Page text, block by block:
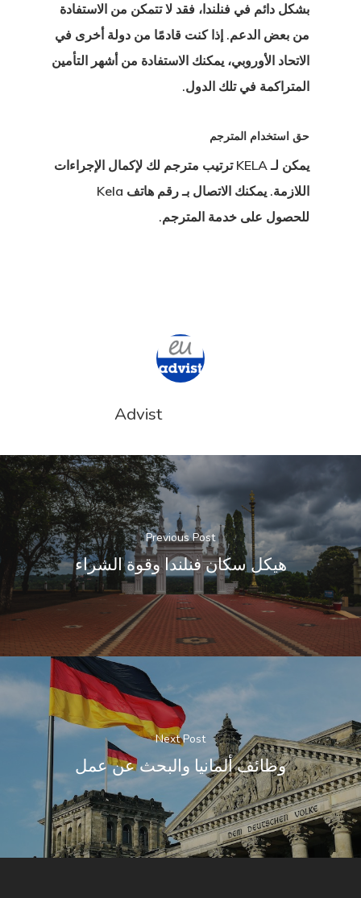
بشكل دائم في فنلندا، فقد لا تتمكن من الاستفادة
من بعض الدعم. إذا كنت قادمًا من دولة أخرى في
الاتحاد الأوروبي، يمكنك الاستفادة من أشهر التأمين
المتراكمة في تلك الدول.
حق استخدام المترجم
يمكن لـ KELA ترتيب مترجم لك لإكمال الإجراءات
اللازمة. يمكنك الاتصال بـرقم هاتف Kela
للحصول على خدمة المترجم.
Advist
Previous Post
هيكل سكان فنلندا وقوة الشراء
Next Post
وظائف ألمانيا والبحث عن عمل